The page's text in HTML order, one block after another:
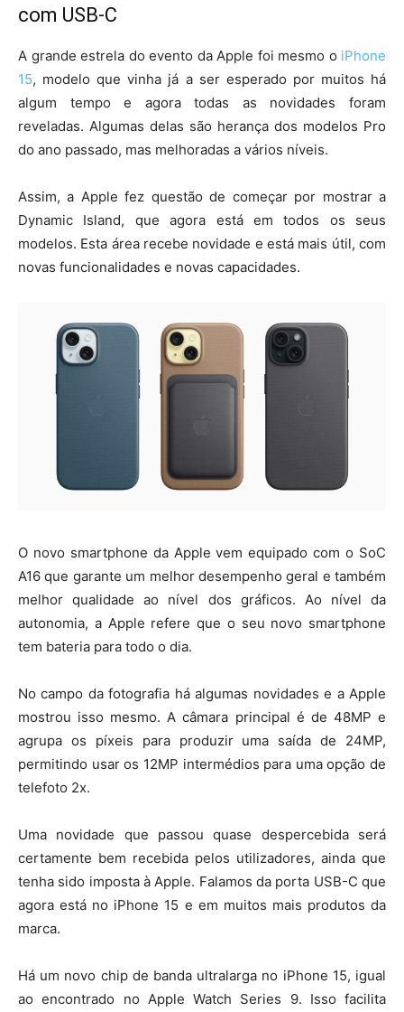
com USB-C
A grande estrela do evento da Apple foi mesmo o iPhone
15, modelo que vinha já a ser esperado por muitos há
algum tempo e agora todas as novidades foram
reveladas. Algumas delas são herança dos modelos Pro
do ano passado, mas melhoradas a vários níveis.
Assim, a Apple fez questão de começar por mostrar a
Dynamic Island, que agora está em todos os seus
modelos. Esta área recebe novidade e está mais útil, com
novas funcionalidades e novas capacidades.
O novo smartphone da Apple vem equipado com o SoC
A16 que garante um melhor desempenho geral e também
melhor qualidade ao nível dos gráficos. Ao nível da
autonomia, a Apple refere que o seu novo smartphone
tem bateria para todo o dia.
No campo da fotografia há algumas novidades e a Apple
mostrou isso mesmo. A câmara principal é de 48MP e
agrupa os píxeis para produzir uma saída de 24MP,
permitindo usar os 12MP intermédios para uma opção de
telefoto 2x.
Uma novidade que passou quase despercebida será
certamente bem recebida pelos utilizadores, ainda que
tenha sido imposta à Apple. Falamos da porta USB-C que
agora está no iPhone 15 e em muitos mais produtos da
marca.
Há um novo chip de banda ultralarga no iPhone 15, igual
ao encontrado no Apple Watch Series 9. Isso facilita